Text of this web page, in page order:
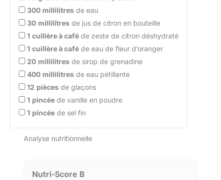
300 millilitres de eau
30 millilitres de jus de citron en bouteille
1 cuillère à café de zeste de citron déshydraté
1 cuillère à café de eau de fleur d’oranger
20 millilitres de sirop de grenadine
400 millilitres de eau pétillante
12 pièces de glaçons
1 pincée de vanille en poudre
1 pincée de sel fin
Analyse nutritionnelle
Nutri-Score B